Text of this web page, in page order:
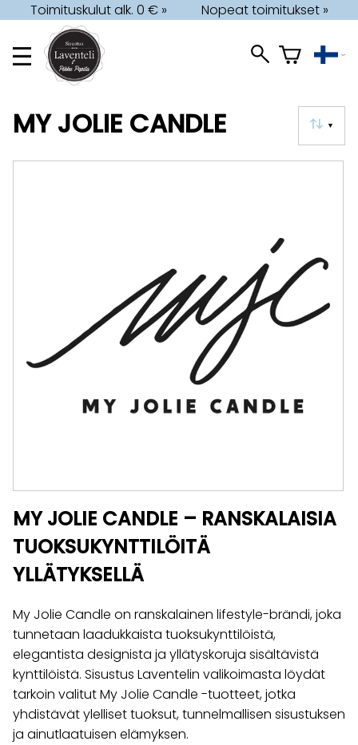
Toimituskulut alk. 0 € » Nopeat toimitukset »
▼
MY JOLIE CANDLE
MY JOLIE CANDLE – RANSKALAISIA
TUOKSUKYNTTILÖITÄ
YLLÄTYKSELLÄ
My Jolie Candle on ranskalainen lifestyle-brändi, joka
tunnetaan laadukkaista tuoksukynttilöistä,
elegantista designista ja yllätyskoruja sisältävistä
kynttilöistä. Sisustus Laventelin valikoimasta löydät
tarkoin valitut My Jolie Candle -tuotteet, jotka
yhdistävät ylelliset tuoksut, tunnelmallisen sisustuksen
ja ainutlaatuisen elämyksen.